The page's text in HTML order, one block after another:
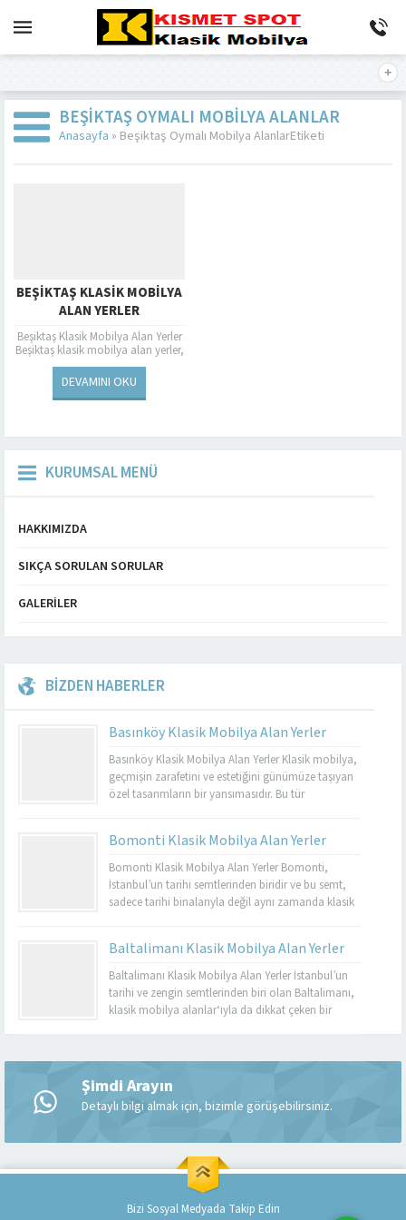
BEŞIKTAŞ OYMALI MOBILYA ALANLAR
Anasayfa » Beşiktaş Oymalı Mobilya AlanlarEtiketi
BEŞIKTAŞ KLASIK MOBILYA
ALAN YERLER
Beşiktaş Klasik Mobilya Alan Yerler
Beşiktaş klasik mobilya alan yerler,
tarihi ve estetik değerleriyle
evlerimize şıklık katmayı
DEVAMINI OKU
KURUMSAL MENÜ
HAKKIMIZDA
SIKÇA SORULAN SORULAR
GALERILER
BİZDEN HABERLER
Basınköy Klasik Mobilya Alan Yerler
Basınköy Klasik Mobilya Alan Yerler Klasik mobilya,
geçmişin zarafetini ve estetiğini günümüze taşıyan
özel tasarımların bir yansımasıdır. Bu tür
mobilya alan yerler, bu tür özel parçaları
değerlendirmek isteyenler için mükemmel bir
seçenektir. Eğer siz de eski mobilyalarınızı satmayı...
Bomonti Klasik Mobilya Alan Yerler
Bomonti Klasik Mobilya Alan Yerler Bomonti,
İstanbul’un tarihi semtlerinden biridir ve bu semt,
sadece tarihi binalarıyla değil aynı zamanda klasik
bir semt olup, bu semtte klasik mobilyaları sevenler
için birçok seçenek sunmaktadır. Bomonti klasik
mobilya...
Baltalimanı Klasik Mobilya Alan Yerler
Baltalimanı Klasik Mobilya Alan Yerler İstanbul’un
tarihi ve zengin semtlerinden biri olan Baltalimanı,
klasik mobilya alanlar‘ıyla da dikkat çeken bir
mobilya ürünlerini bulabileceğiniz birçok
mağazaya ev sahipliği yapmaktadır. Bu makalede,
Baltalimanı klasik mobilya alan yerler hakkında...
Şimdi Arayın
Detaylı bilgi almak için, bizimle görüşebilirsiniz.
Bizi Sosyal Medyada Takip Edin
Cevap Yaz